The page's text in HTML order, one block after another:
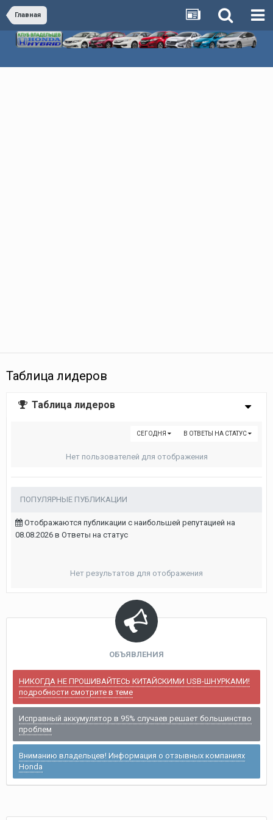
Главная
Таблица лидеров
Таблица лидеров
В ОТВЕТЫ НА СТАТУС
СЕГОДНЯ
Нет пользователей для отображения
ПОПУЛЯРНЫЕ ПУБЛИКАЦИИ
Отображаются публикации с наибольшей репутацией на
08.08.2026 в Ответы на статус
Нет результатов для отображения
ОБЪЯВЛЕНИЯ
НИКОГДА НЕ ПРОШИВАЙТЕСЬ КИТАЙСКИМИ USB-ШНУРКАМИ!
подробности смотрите в теме
Исправный аккумулятор в 95% случаев решает большинство
проблем
Вниманию владельцев! Информация о отзывных компаниях
Honda